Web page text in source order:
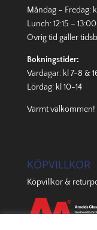
Måndag – Fredag:
Lunch: 12:15 – 13:00
Övrig tid gäller
Bokningstider:
Vardagar: kl 7-8 &
Lördag: kl 10-14
Varmt välkommen!
KÖPVILLKOR
Köpvillkor &